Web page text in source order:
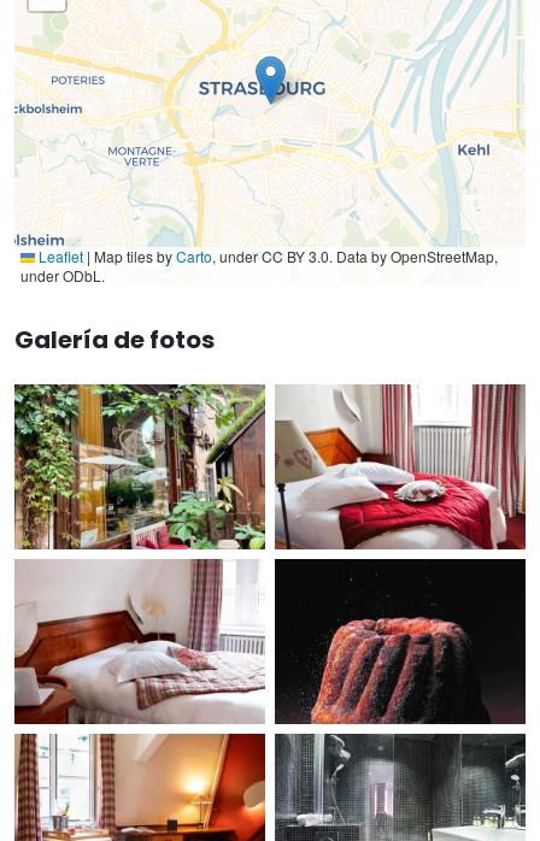
Leaflet | Map tiles byCarto, under CC BY 3.0. Data by OpenStreetMap,
under ODbL.
Galería de fotos